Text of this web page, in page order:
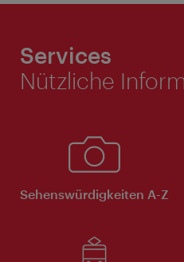
Services
Nützliche
Sehenswürdigkeiten A-Z